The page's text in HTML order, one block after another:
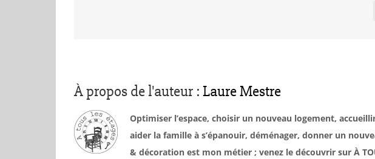
À propos de l'auteur : Laure Mestre
Optimiser l’espace, choisir un nouveau logement,
aider la famille à s’épanouir, déménager, donner un
& décoration est mon métier ; venez le découvrir sur À